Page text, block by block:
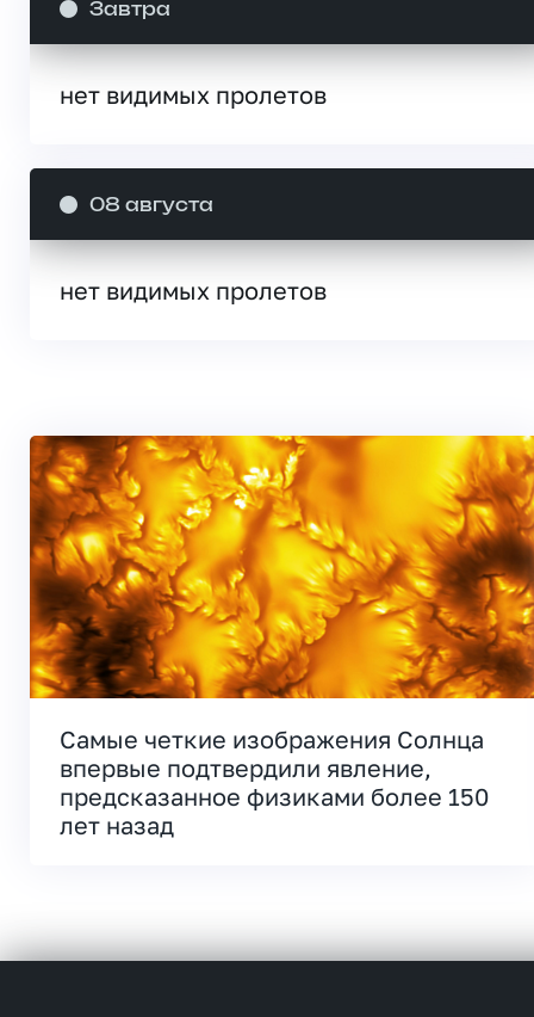
Завтра
нет видимых пролетов
08 августа
нет видимых пролетов
Самые четкие изображения Солнца
впервые подтвердили явление,
предсказанное физиками более 150
лет назад